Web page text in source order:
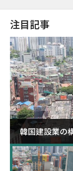
注目記事
韓国建設業の
超が「ゾンビ